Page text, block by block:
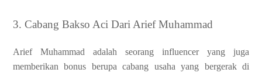
3. Cabang Bakso Aci Dari Arief Muhammad
Arief Muhammad adalah seorang influencer yang juga
memberikan bonus berupa cabang usaha yang bergerak di